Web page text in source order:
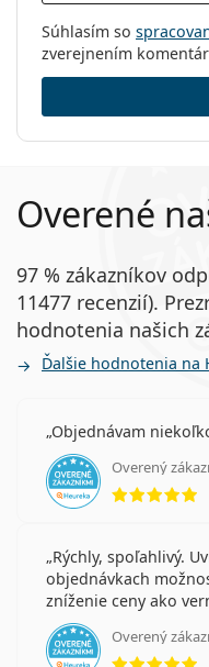
Súhlasím so
zverejnením
Overené
97 % zákazníkov
11477 recenzií).
hodnotenia našich
Ďalšie hodnotenia na
Objednávam
Overený
Rýchly, spoľahlivý.
objednávkach
zníženie ceny ako
Overený